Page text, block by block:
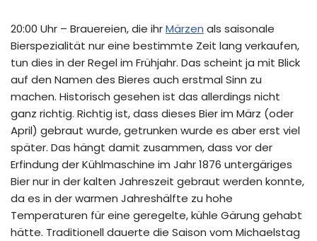
20:00 Uhr – Brauereien, die ihrMärzen als saisonale
Bierspezialität nur eine bestimmte Zeit lang verkaufen,
tun dies in der Regel im Frühjahr. Das scheint ja mit Blick
auf den Namen des Bieres auch erstmal Sinn zu
machen. Historisch gesehen ist das allerdings nicht
ganz richtig. Richtig ist, dass dieses Bier im März (oder
April) gebraut wurde, getrunken wurde es aber erst viel
später. Das hängt damit zusammen, dass vor der
Erfindung der Kühlmaschine im Jahr 1876 untergäriges
Bier nur in der kalten Jahreszeit gebraut werden konnte,
da es in der warmen Jahreshälfte zu hohe
Temperaturen für eine geregelte, kühle Gärung gehabt
hätte. Traditionell dauerte die Saison vom Michaelstag